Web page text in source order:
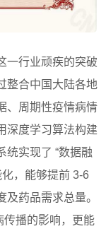
一行业顽疾的突破
整合中国大陆各地
、周期性疫情病情
深度学习算法构建
统实现了 “数据融
，能够提前 3-6
药品需求总量。
传播的影响，更能